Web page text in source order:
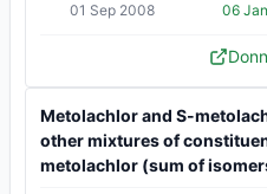
01 Sep 2008 06
Metolachlor and S-
other mixtures of
metolachlor (sum of